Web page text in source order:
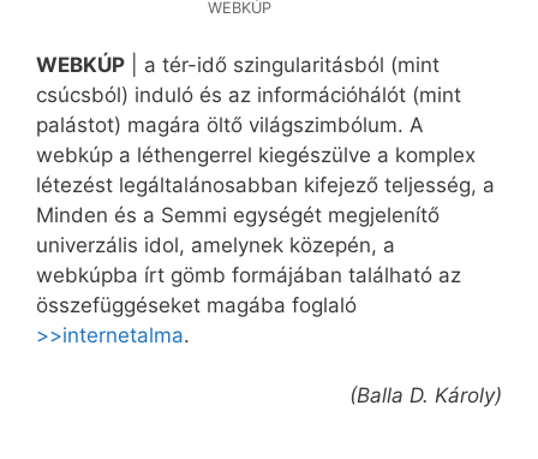
WEBKÚP
WEBKÚP | a tér-idő szingularitásból (mint
csúcsból) induló és az információhálót (mint
palástot) magára öltő világszimbólum. A
webkúp a léthengerrel kiegészülve a komplex
létezést legáltalánosabban kifejező teljesség, a
Minden és a Semmi egységét megjelenítő
univerzális idol, amelynek közepén, a
webkúpba írt gömb formájában található az
összefüggéseket magába foglaló
>>internetalma.
(Balla D. Károly)